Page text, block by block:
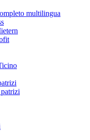
multilingua